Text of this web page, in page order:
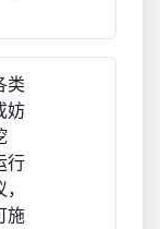
类
妨
行
施